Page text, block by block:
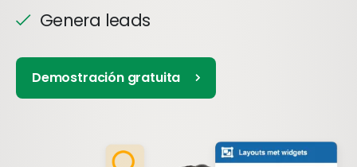
Genera leads
Demostración gratuita